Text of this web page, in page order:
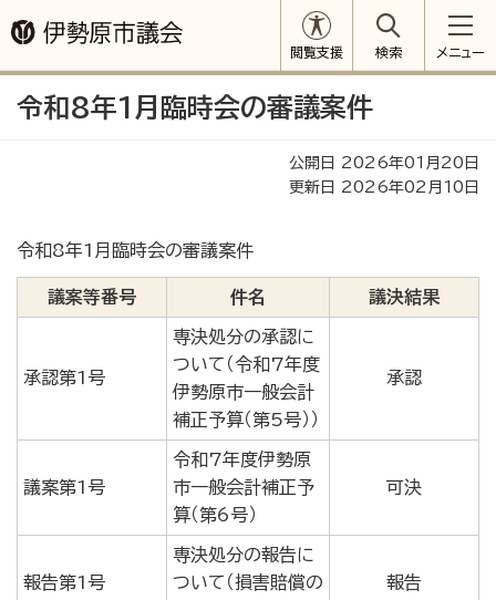
閲覧支援 検索 メニュー
令和8年1月臨時会の審議案件
公開日 2026年01月20日
更新日 2026年02月10日
令和8年1月臨時会の審議案件
議案等番号 件名 議決結果
承認第1号
専決処分の承認に
ついて（令和7年度
伊勢原市一般会計
補正予算（第5号））
承認
議案第1号
令和7年度伊勢原
市一般会計補正予
算（第6号）
可決
報告第1号
専決処分の報告に
ついて（損害賠償の
報告